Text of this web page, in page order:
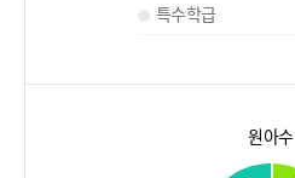
특수학급
원아수